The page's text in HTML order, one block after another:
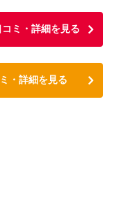
ミ・詳細を見る
・詳細を見る